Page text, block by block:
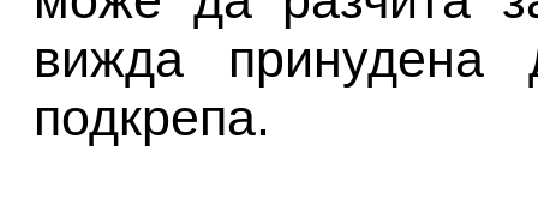
вижда
подкрепа.